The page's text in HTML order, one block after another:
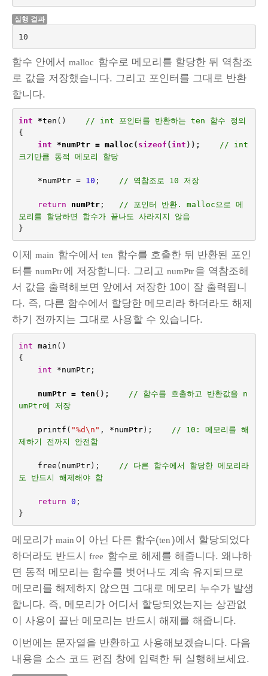
실행 결과
10
함수 안에서 malloc 함수로 메모리를 할당한 뒤 역참조
로 값을 저장했습니다. 그리고 포인터를 그대로 반환
합니다.
int *ten ()
// int 포인터를 반환하는 ten 함수 정의
{
int
*numPtr = malloc ( sizeof ( int ));
// int
크기만큼 동적 메모리 할당
*numPtr = 10 ; // 역참조로 10 저장
return numPtr;
// 포인터 반환. malloc으로 메
모리를 할당하면 함수가 끝나도 사라지지 않음
}
이제 main 함수에서 ten 함수를 호출한 뒤 반환된 포인
터를 numPtr에 저장합니다. 그리고 numPtr을 역참조해
서 값을 출력해보면 앞에서 저장한 10이 잘 출력됩니
다. 즉, 다른 함수에서 할당한 메모리라 하더라도 해제
하기 전까지는 그대로 사용할 수 있습니다.
int main ()
{
int *numPtr;
numPtr = ten ();
// 함수를 호출하고 반환값을 n
umPtr에 저장
printf ( "%d\n " , *numPtr);
// 10: 메모리를 해
제하기 전까지 안전함
free ( numPtr);
// 다른 함수에서 할당한 메모리라
도 반드시 해제해야 함
return 0 ;
}
메모리가 main 이 아닌 다른 함수(ten)에서 할당되었다
하더라도 반드시 free 함수로 해제를 해줍니다. 왜냐하
면 동적 메모리는 함수를 벗어나도 계속 유지되므로
메모리를 해제하지 않으면 그대로 메모리 누수가 발생
합니다. 즉, 메모리가 어디서 할당되었는지는 상관없
이 사용이 끝난 메모리는 반드시 해제를 해줍니다.
이번에는 문자열을 반환하고 사용해보겠습니다. 다음
내용을 소스 코드 편집 창에 입력한 뒤 실행해보세요.